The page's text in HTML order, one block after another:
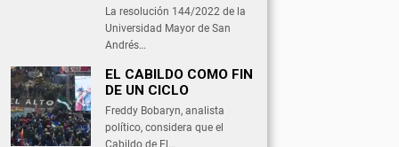
La resolución 144/2022 de la
Universidad Mayor de San
Andrés…
EL CABILDO COMO FIN
DE UN CICLO
Freddy Bobaryn, analista
político, considera que el
Cabildo de El…
INTERNACIONAL
OPINIÓN
SALUD
TECNOLOGÍA